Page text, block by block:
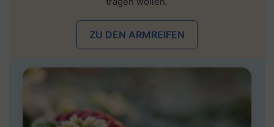
ZU DEN ARMREIFEN